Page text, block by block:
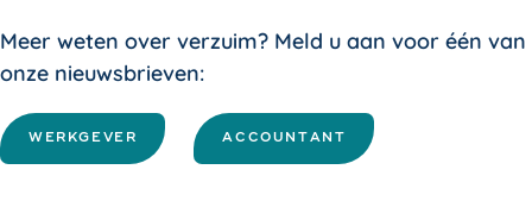
Meer weten over verzuim? Meld u aan voor één van
onze nieuwsbrieven:
WERKGEVER ACCOUNTANT